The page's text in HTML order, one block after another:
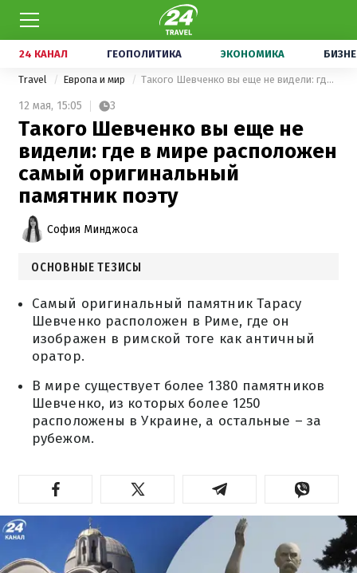
24 КАНАЛ ГЕОПОЛИТИКА ЭКОНОМИКА
Travel Европа и мир Такого Шевченко вы еще не видели: где в мире расположен самый оригинальный памятник поэту
12 мая, 15:05 3
Такого Шевченко вы еще не
видели: где в мире расположен
самый оригинальный
памятник поэту
София Минджоса
ОСНОВНЫЕ ТЕЗИСЫ
Самый оригинальный памятник Тарасу
Шевченко расположен в Риме, где он
изображен в римской тоге как античный
оратор.
В мире существует более 1380 памятников
Шевченко, из которых более 1250
расположены в Украине, а остальные – за
рубежом.